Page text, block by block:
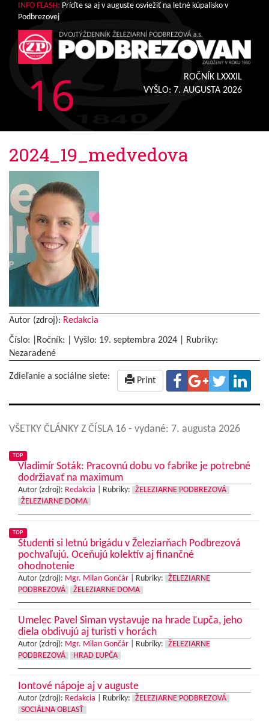
INFO FLASH: Príďte sa aj v auguste osviežiť na letné kúpalisko v
Podbrezovej
16
ROČNÍK LXXXIL
VYŠLO: 7. AUGUSTA 2026
2024_19_medvedova
Autor (zdroj): Redakcia
Číslo: |Ročník: | Vyšlo: 19. septembra 2024
Rubriky:
Nezaradené
Zdieľanie a sociálne siete: Print
VŠETKY ČLÁNKY Z ČÍSLA 16 - vydané: 7. augusta 2026
TOP
Vladimír Soták: Pracovnú dobu vo fabrike je potrebné
dodržiavať na maximum
Autor (zdroj): Redakcia Rubriky:
ŽELEZIARNE PODBREZOVÁ
ŽELEZIARNE DOMA
TOP
Študenti si letnú brigádu v Železiarňach Podbrezová
pochvaľujú. Oceňujú kolektív aj finančné
ohodnotenie
Autor (zdroj): Mgr. Milan Gončár Rubriky:
ŽELEZIARNE
PODBREZOVÁ
ŽELEZIARNE DOMA
Umelec Pavel Siman vystavuje na hrade Ľupča, jeho
diela obdivujú aj turisti v horách
Autor (zdroj): Mgr. Milan Gončár Rubriky:
ŽELEZIARNE
PODBREZOVÁ
HRAD ĽUPČA
Iontové nápoje aj v auguste
Autor (zdroj): Redakcia Rubriky:
ŽELEZIARNE PODBREZOVÁ
SOCIÁLNA OBLASŤ